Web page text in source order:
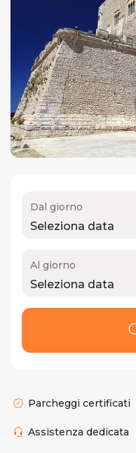
Dal giorno
Al giorno
Parcheggi certificati
Assistenza dedicata